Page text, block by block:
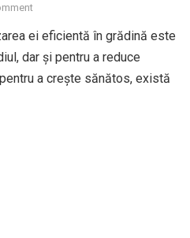
ei eficientă în grădină este
dar și pentru a reduce
a crește sănătos, există